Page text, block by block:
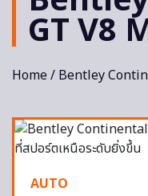
GT V8
Home/ Bentley
AUTO